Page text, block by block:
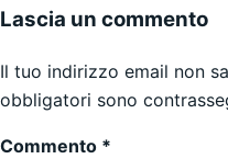
Lascia un commento
Il tuo indirizzo email non
obbligatori sono
Commento *